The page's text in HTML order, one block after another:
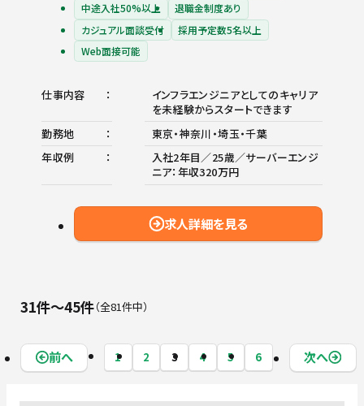
中途入社50%以上
退職金制度あり
カジュアル面談受付
採用予定数5名以上
Web面接可能
仕事内容
インフラエンジニアとしてのキャリア
を未経験からスタートできます
勤務地
東京・神奈川・埼玉・千葉
年収例
入社2年目／25歳／サーバーエンジ
ニア：年収320万円
求人詳細を見る
前へ 1 2 3 4 5 6 次へ
31件〜45件 全81件中